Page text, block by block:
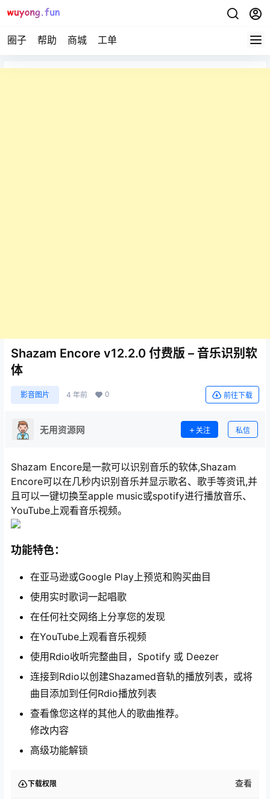
圈子 帮助 商城 工单
Shazam Encore v12.2.0 付费版 – 音乐识别软
体
影音图片 4 年前 0 前往下载
无用资源网 关注 私信
Shazam Encore是一款可以识别音乐的软体,Shazam
Encore可以在几秒内识别音乐并显示歌名、歌手等资讯,并
且可以一键切换至apple music或spotify进行播放音乐、
YouTube上观看音乐视频。
功能特色：
在亚马逊或Google Play上预览和购买曲目
使用实时歌词一起唱歌
在任何社交网络上分享您的发现
在YouTube上观看音乐视频
使用Rdio收听完整曲目，Spotify 或 Deezer
连接到Rdio以创建Shazamed音轨的播放列表，或将
曲目添加到任何Rdio播放列表
查看像您这样的其他人的歌曲推荐。
修改内容
高级功能解锁
下载权限 查看